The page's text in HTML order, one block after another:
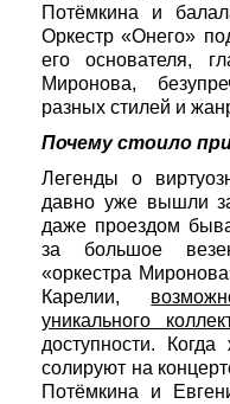
Потёмкина и
Оркестр «Онего»
его основателя,
Миронова,
разных стилей и
Почему стоило
Легенды о
давно уже вышли
даже проездом
за большое
«оркестра
Карелии,
уникального
доступности.
солируют на
Потёмкина и